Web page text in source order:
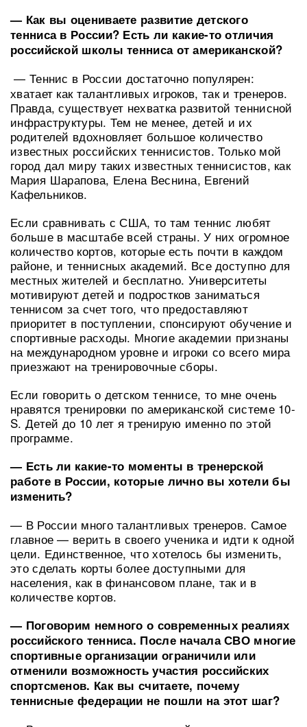
— Как вы оцениваете развитие детского
тенниса в России? Есть ли какие-то отличия
российской школы тенниса от американской?
— Теннис в России достаточно популярен:
хватает как талантливых игроков, так и тренеров.
Правда, существует нехватка развитой теннисной
инфраструктуры. Тем не менее, детей и их
родителей вдохновляет большое количество
известных российских теннисистов. Только мой
город дал миру таких известных теннисистов, как
Мария Шарапова, Елена Веснина, Евгений
Кафельников.
Если сравнивать с США, то там теннис любят
больше в масштабе всей страны. У них огромное
количество кортов, которые есть почти в каждом
районе, и теннисных академий. Все доступно для
местных жителей и бесплатно. Университеты
мотивируют детей и подростков заниматься
теннисом за счет того, что предоставляют
приоритет в поступлении, спонсируют обучение и
спортивные расходы. Многие академии признаны
на международном уровне и игроки со всего мира
приезжают на тренировочные сборы.
Если говорить о детском теннисе, то мне очень
нравятся тренировки по американской системе 10-
S. Детей до 10 лет я тренирую именно по этой
программе.
— Есть ли какие-то моменты в тренерской
работе в России, которые лично вы хотели бы
изменить?
— В России много талантливых тренеров. Самое
главное — верить в своего ученика и идти к одной
цели. Единственное, что хотелось бы изменить,
это сделать корты более доступными для
населения, как в финансовом плане, так и в
количестве кортов.
— Поговорим немного о современных реалиях
российского тенниса. После начала СВО многие
спортивные организации ограничили или
отменили возможность участия российских
спортсменов. Как вы считаете, почему
теннисные федерации не пошли на этот шаг?